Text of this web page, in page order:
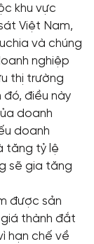
khu vực
Việt Nam,
và chúng
nghiệp
thị trường
điều này
doanh
doanh
tăng tỷ lệ
sẽ gia tăng
được sản
thành đắt
hạn chế về